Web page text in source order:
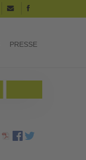
PRESSE